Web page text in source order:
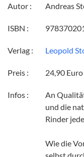
Autor : Andreas
ISBN :
Verlag : Leopold
Preis : 24,90 Euro
Infos :
An
und die
Rinder
Wie die
selbst